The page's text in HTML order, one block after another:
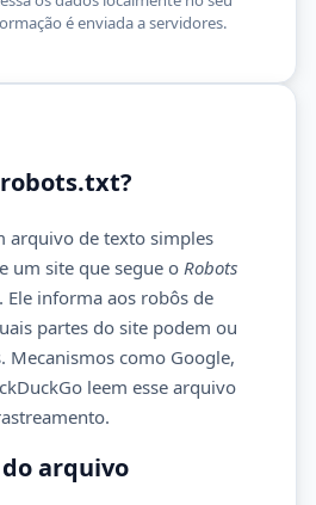
é enviada a servidores.
arquivo de texto simples
um site que segue o Robots
. Ele informa aos robôs de
partes do site podem ou
Mecanismos como Google,
leem esse arquivo
arquivo